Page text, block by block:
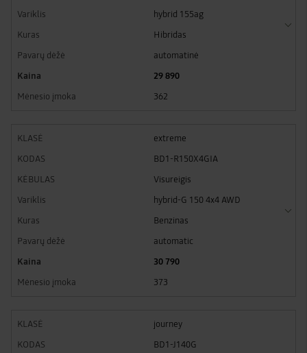
hybrid 155ag
Hibridas
automatinė
29 890
362
extreme
BD1-R150X4GIA
Visureigis
hybrid-G 150 4x4 AWD
Benzinas
automatic
30 790
373
journey
BD1-J140G